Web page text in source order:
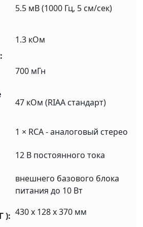
5.5 мВ (1000 Гц, 5 см/сек)
1.3 кОм
700 мГн
47 кОм (RIAA стандарт)
1 × RCA - аналоговый стерео
12 В постоянного тока
внешнего базового блока
питания до 10 Вт
): 430 x 128 x 370 мм